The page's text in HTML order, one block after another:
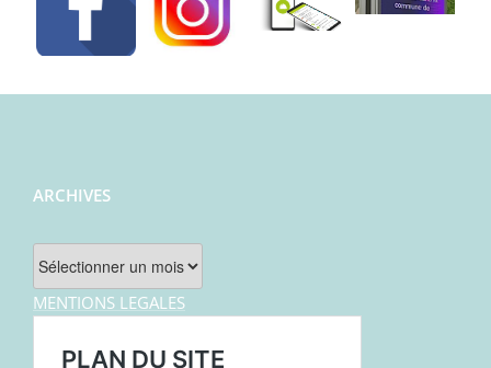
ARCHIVES
MENTIONS LEGALES